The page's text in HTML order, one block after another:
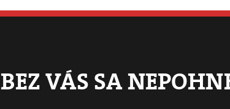
BEZ VÁS SA